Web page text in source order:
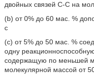
двойных связей C-C на
(b) от 0% до 60 мас. %
с
(c) от 5% до 50 мас. %
одну
содержащую по меньшей
молекулярной массой от